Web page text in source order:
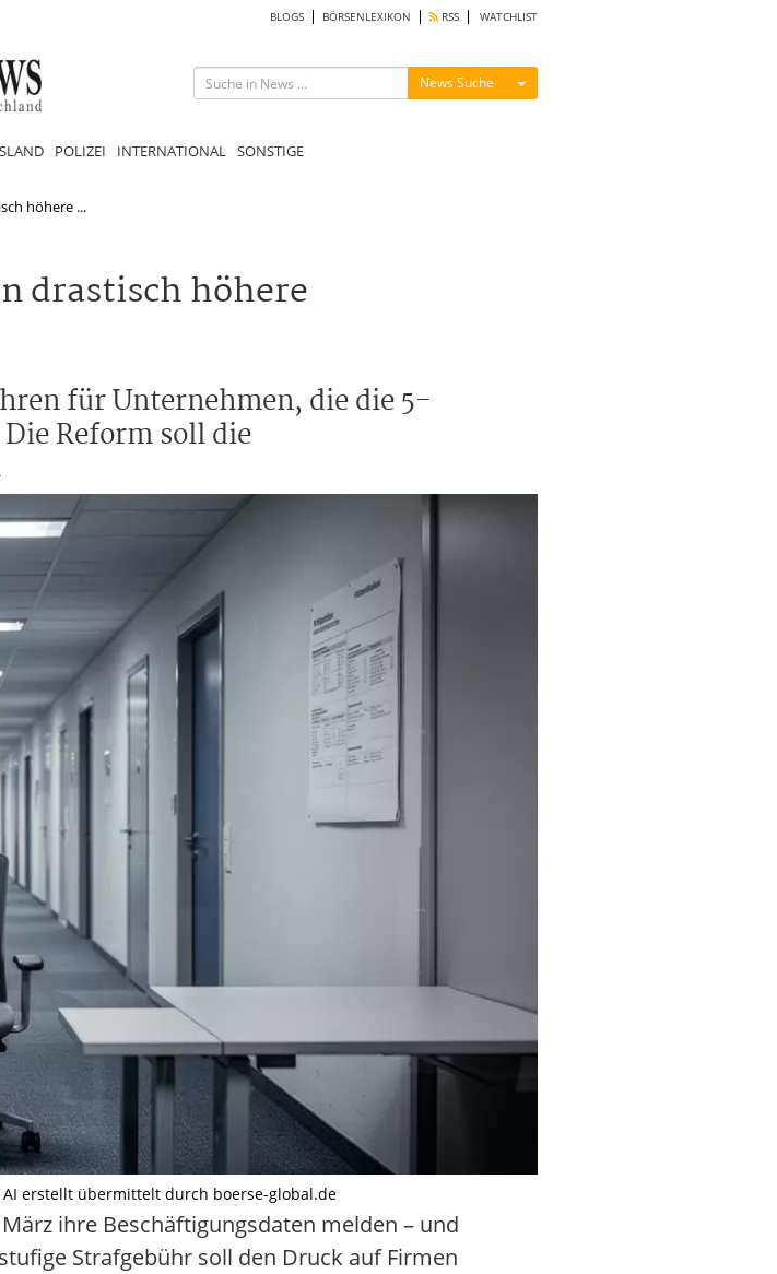
BLOGS BÖRSENLEXIKON RSS WATCHLIST
News Suche Menü ein-/ausblenden
POLIZEI INTERNATIONAL SONSTIGE
höhere ...
drastisch höhere
für Unternehmen, die die 5-
Reform soll die
erstellt übermittelt durch boerse-global.de
ihre Beschäftigungsdaten melden – und
Strafgebühr soll den Druck auf Firmen